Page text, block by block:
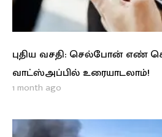
புதிய வசதி: செல்போன் எண்
வாட்ஸ்அப்பில் உரையாடலாம்!
1 month ago